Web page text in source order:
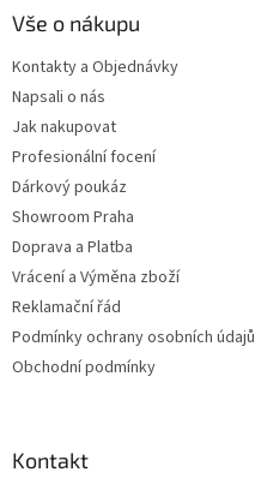
Vše o nákupu
Kontakty a Objednávky
Napsali o nás
Jak nakupovat
Profesionální focení
Dárkový poukáz
Showroom Praha
Doprava a Platba
Vrácení a Výměna zboží
Reklamační řád
Podmínky ochrany osobních údajů
Obchodní podmínky
Kontakt